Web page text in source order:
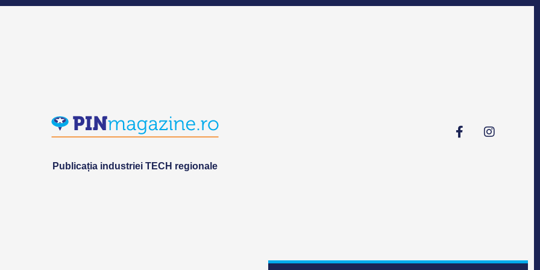
Publicația industriei TECH regionale